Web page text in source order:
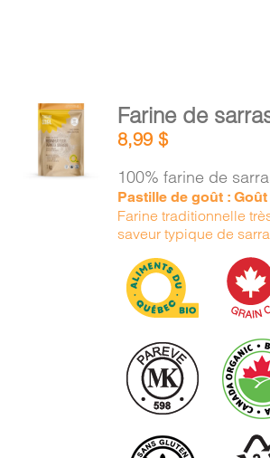
AJOUTER
AU
PANIER
Farine de
8,99$
100% farine de
Pastille de goût :
Farine traditionnelle
saveur typique de